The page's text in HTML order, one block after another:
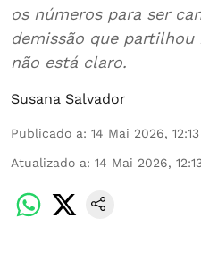
os números para ser
demissão que partilhou
não está claro.
Susana Salvador
Publicado a: 14 Mai 2026, 12:13
Atualizado a: 14 Mai 2026,